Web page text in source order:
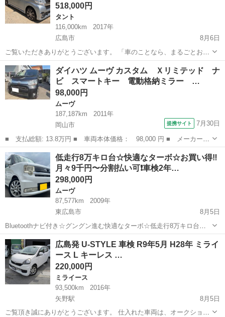
518,000円
タント
116,000km
2017年
広島市
8月6日
ご覧いただきありがとうございます。 「車のことなら、まるごとお任
せ。」査定・買取から販売・納車まで一貫対応いたします。 ◾️支払総
額:598,000円(車両価格518,000円+諸費用80,000円) ・重量税・自賠責
保険...
広島 広島市 タント 車両
ダイハツ ムーヴ カスタム Ｘリミテッド ナ
ビ スマートキー 電動格納ミラー …
98,000円
ムーヴ
187,187km
2011年
岡山市
提携サイト 7月30日
■ 支払総額: 13.8万円 ■ 車両本体価格： 98,000 円 ■ メーカー
名： ダイハツ ■ 車種名： ムーヴ ■ グレード名： カスタム
Ｘリミテッド ナビ スマートキー 電動格納ミラー ベンチシー
ト ＣＶＴ ミュ...
岡山 岡山市 ムーヴ
低走行8万キロ台☆快適なターボ☆お買い得‼️
月々9千円〜分割払い可❗️車検2年…
298,000円
ムーヴ
87,577km
2009年
東広島市
8月5日
Bluetoothナビ付き☆グングン進む快適なターボ☆低走行8万キロ台☆
全てコミコミ乗り出し価格‼️分割可❗️ 車検2年付き！【名義変更代込み】
車内広い！大人気☆ムーブコンテ カスタムRS☆Bluetoothナビ付き☆
走行中...
広島 東広島市 ムーヴ お買い得
広島発 U-STYLE 車検 R9年5月 H28年 ミライ
ース L キーレス …
220,000円
ミライース
93,500km
2016年
矢野駅
8月5日
ご覧頂き誠にありがとうございます。 仕入れた車両は、オークション